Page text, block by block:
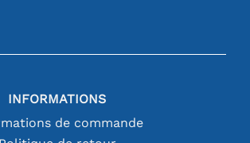
INFORMATIONS
de commande